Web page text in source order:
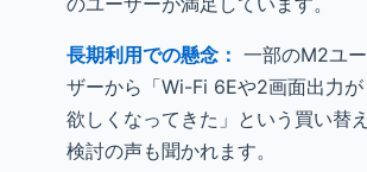
長期利用での懸念： 一部のM2ユー
ザーから「Wi-Fi 6Eや2画面出力が
欲しくなってきた」という買い替え
検討の声も聞かれます。